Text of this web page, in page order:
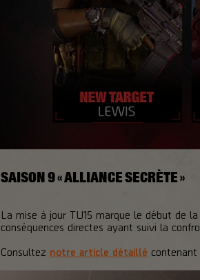
SAISON 9 « ALLIANCE SECRÈTE »
La mise à jour TU15 marque le début de
conséquences directes ayant suivi la
Consultez notre article détaillé